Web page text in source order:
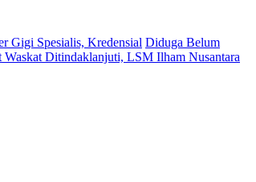
Gigi Spesialis, Kredensial Diduga Belum
Waskat Ditindaklanjuti, LSM Ilham Nusantara